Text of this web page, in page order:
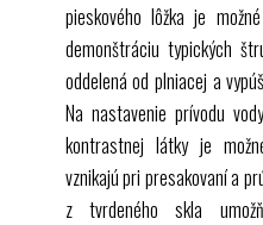
pieskového lôžka je
demonštráciu typických
oddelená od plniacej a
Na nastavenie prívodu
kontrastnej látky je
vznikajú pri presakovaní a
z tvrdeného skla